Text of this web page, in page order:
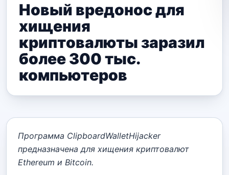
Новый вредонос для
хищения
криптовалюты заразил
более 300 тыс.
компьютеров
Программа ClipboardWalletHijacker
предназначена для хищения криптовалют
Ethereum и Bitcoin.